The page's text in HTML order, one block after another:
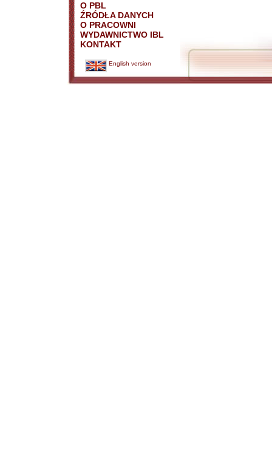
O PBL
ŹRÓDŁA DANYCH
O PRACOWNI
WYDAWNICTWO IBL
KONTAKT
English version